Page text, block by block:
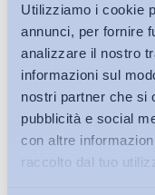
Utilizziamo i cookie
annunci, per fornire
analizzare il nostro
informazioni sul
nostri partner che si
pubblicità e social
con altre
raccolto dal tuo
Iscriviti